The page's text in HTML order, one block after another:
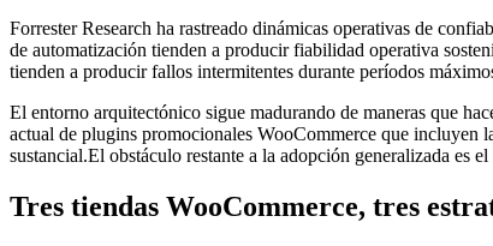
Forrester Research ha rastreado dinámicas operativas de
de automatización tienden a producir fiabilidad operativa
tienden a producir fallos intermitentes durante períodos
El entorno arquitectónico sigue madurando de maneras que
actual de plugins promocionales WooCommerce que incluyen
sustancial.El obstáculo restante a la adopción generalizada es
Tres tiendas WooCommerce, tres